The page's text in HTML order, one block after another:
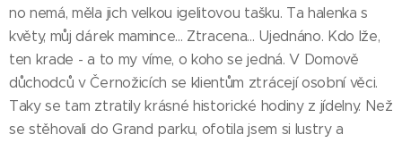
no nemá, měla jich velkou igelitovou tašku. Ta halenka s
květy, můj dárek mamince... Ztracena... Ujednáno. Kdo lže,
ten krade - a to my víme, o koho se jedná. V Domově
důchodců v Černožicích se klientům ztrácejí osobní věci.
Taky se tam ztratily krásné historické hodiny z jídelny. Než
se stěhovali do Grand parku, ofotila jsem si lustry a